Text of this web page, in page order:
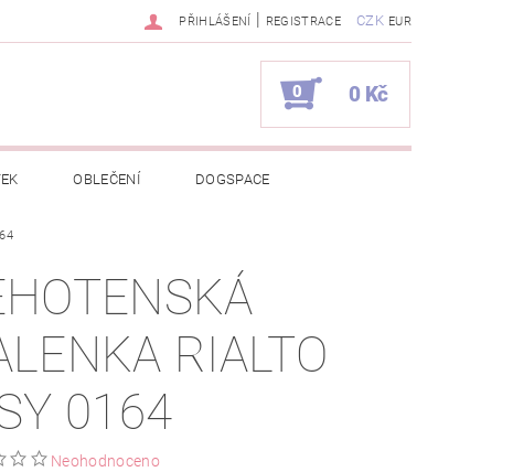
CZK EUR
PŘIHLÁŠENÍ | REGISTRACE
0 0 Kč
OBLEČENÍ DOGSPACE
Z BÉBÉ-JOU
NAPIŠTE NÁM KONTAKTY
RIALTO
0164
Neohodnoceno